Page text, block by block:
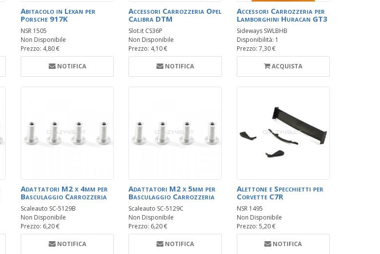
Abitacolo in Lexan per
Porsche 917K
NSR 1505
Non Disponibile
Prezzo: 4,80 €
NOTIFICA
Accessori Carrozzeria Opel
Calibra DTM
Slot.it CS36P
Non Disponibile
Prezzo: 4,10 €
NOTIFICA
Accessori Carrozzeria per
Lamborghini Huracan GT3
Sideways SWLBHB
Disponibilità: 1
Prezzo: 7,30 €
ACQUISTA
Adattatori M2 x 4mm per
Basculaggio Carrozzeria
Scaleauto SC-5129B
Non Disponibile
Prezzo: 6,20 €
NOTIFICA
Adattatori M2 x 5mm per
Basculaggio Carrozzeria
Scaleauto SC-5129C
Non Disponibile
Prezzo: 6,20 €
NOTIFICA
Alettone e Specchietti per
Corvette C7R
NSR 1495
Non Disponibile
Prezzo: 5,20 €
NOTIFICA